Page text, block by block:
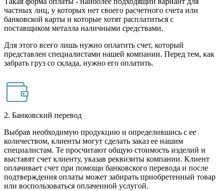
частных лиц, у которых нет своего расчетного счета или
банковской карты и которые хотят расплатиться с
поставщиком металла наличными средствами.
Для этого всего лишь нужно оплатить счет, который
представлен специалистами нашей компании. Перед тем, как
забрать груз со склада, нужно его оплатить.
2. Банковский перевод
Выбрав необходимую продукцию и определившись с ее
количеством, клиенты могут сделать заказ ее нашим
специалистам. Те просчитают общую стоимость изделий и
выставят счет клиенту, указав реквизиты компании. Клиент
оплачивает счет при помощи банковского перевода и после
подтверждения оплаты может забирать приобретенный товар
или воспользоваться оплаченной услугой.